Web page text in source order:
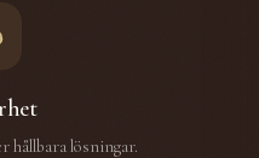
hållbara lösningar.